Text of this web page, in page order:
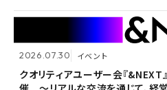
2026.07.30 イベント
クオリティアユーザー会『&NEXT
2026.07.09 自社ウェビナー